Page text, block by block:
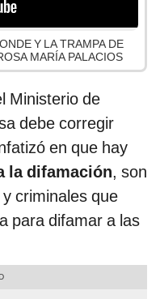
Y LA TRAMPA DE
MARÍA PALACIOS
Ministerio de
debe corregir
en que hay
la difamación, son
criminales que
para difamar a las